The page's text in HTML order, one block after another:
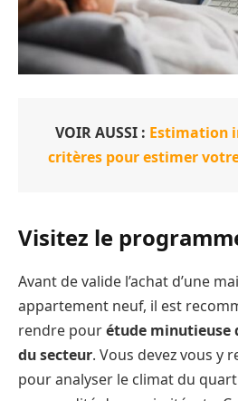
VOIR AUSSI : Estimation
critères pour estimer
Visitez le
Avant de valide l’achat d’une
appartement neuf, il est
rendre pourétude minutieuse
du secteur. Vous devez vous y
pour analyser le climat du